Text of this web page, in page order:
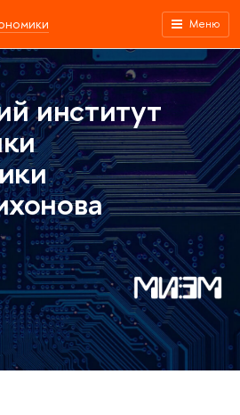
Меню
институт